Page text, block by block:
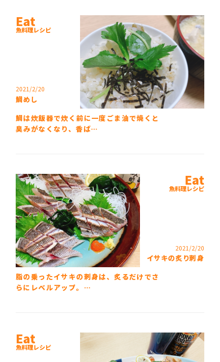
2021/2/20
鯛めし
Eat
魚料理レシピ
鯛は炊飯器で炊く前に⼀度ごま油で焼くと
臭みがなくなり、⾹ば…
2021/2/20
イサキの炙り刺身
Eat
魚料理レシピ
脂の乗ったイサキの刺身は、炙るだけでさ
らにレベルアップ。…
Eat
魚料理レシピ